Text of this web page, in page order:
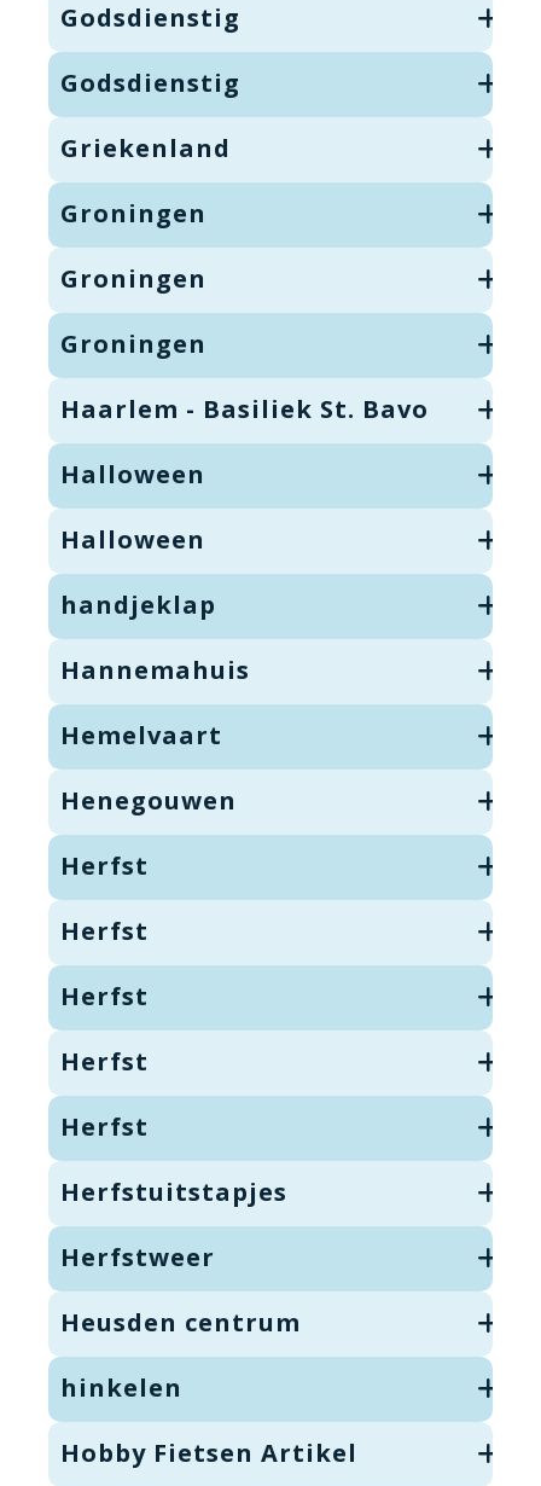
Godsdienstig
Godsdienstig
Griekenland
Groningen
Groningen
Groningen
Haarlem - Basiliek St. Bavo
Halloween
Halloween
handjeklap
Hannemahuis
Hemelvaart
Henegouwen
Herfst
Herfst
Herfst
Herfst
Herfst
Herfstuitstapjes
Herfstweer
Heusden centrum
hinkelen
Hobby Fietsen Artikel